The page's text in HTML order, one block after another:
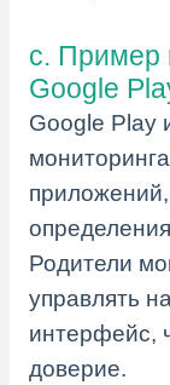
c. Пример
Google
Google Play
приложений,
Родители
управлять
интерфейс,
доверие.